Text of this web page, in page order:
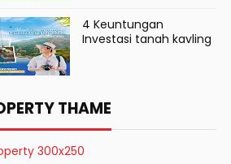
4 Keuntungan
Investasi tanah kavling
THAME